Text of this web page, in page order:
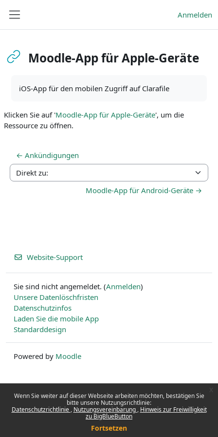
Wenn Sie weiter auf dieser Webseite arbeiten möchten, bestätigen Sie
bitte unsere Nutzungsrichtlinie:
Datenschutzrichtlinie Nutzungsvereinbarung Hinweis zur Freiwilligkeit
zu BigBlueButton
Fortsetzen
Anmelden
Moodle-App für Apple-Geräte
iOS-App für den mobilen Zugriff auf Clarafile
Klicken Sie auf 'Moodle-App für Apple-Geräte', um die
Ressource zu öffnen.
← Ankündigungen
Direkt zu:
Moodle-App für Android-Geräte →
Website-Support
Sie sind nicht angemeldet. (Anmelden)
Unsere Datenlöschfristen
Datenschutzinfos
Laden Sie die mobile App
Standarddesign
Powered by Moodle